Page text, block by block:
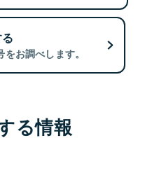
お調べします。
る情報